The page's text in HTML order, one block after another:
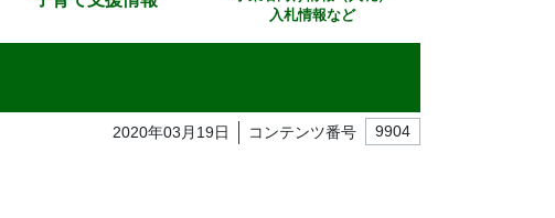
入札情報など
2020年03月19日 コンテンツ番号 9904